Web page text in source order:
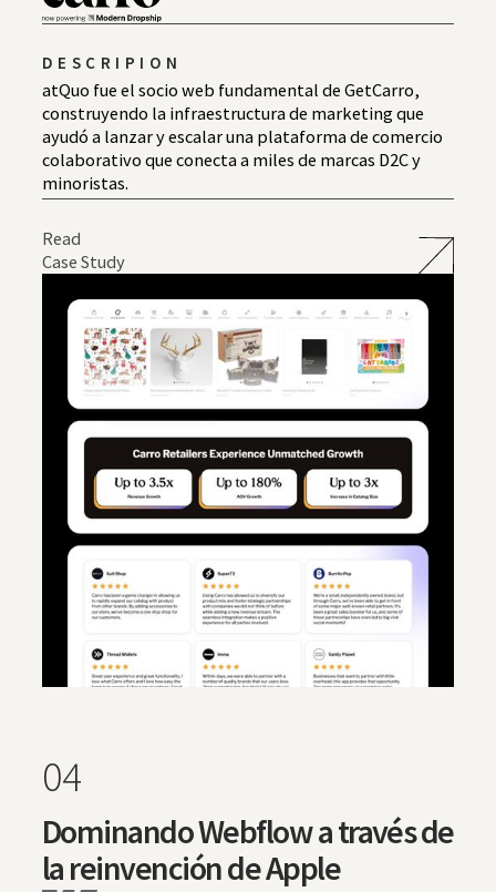
DESCRIPION
atQuo fue el socio web fundamental de GetCarro,
construyendo la infraestructura de marketing que
ayudó a lanzar y escalar una plataforma de comercio
colaborativo que conecta a miles de marcas D2C y
minoristas.
Read
Case Study
04
Dominando Webflow a través de
la reinvención de Apple